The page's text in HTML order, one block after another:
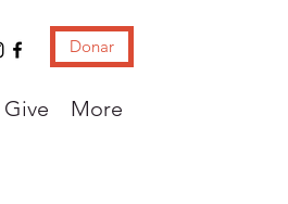
Donar
More